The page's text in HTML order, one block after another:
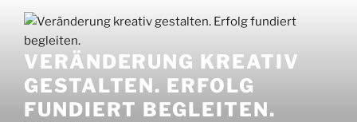
Zum
Inhalt
springen
VERÄNDERUNG KREATIV
GESTALTEN. ERFOLG
FUNDIERT BEGLEITEN.